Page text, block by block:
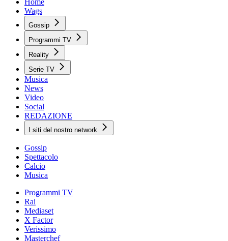
Home
Wags
Gossip
Programmi TV
Reality
Serie TV
Musica
News
Video
Social
REDAZIONE
I siti del nostro network
Gossip
Spettacolo
Calcio
Musica
Programmi TV
Rai
Mediaset
X Factor
Verissimo
Masterchef